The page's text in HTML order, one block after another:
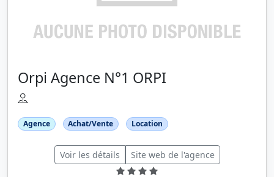
Orpi Agence N°1 ORPI
Agence Achat/Vente Location
Voir les détails Site web de l'agence